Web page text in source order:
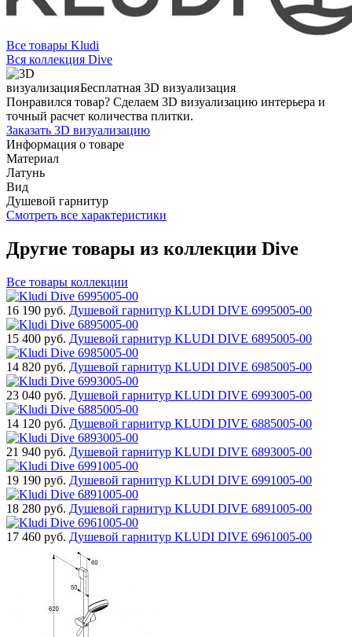
Все товары Kludi
Вся коллекция Dive
Бесплатная 3D визуализация
Понравился товар? Сделаем 3D визуализацию интерьера и
точный расчет количества плитки.
Заказать 3D визуализацию
Информация о товаре
Материал
Латунь
Вид
Душевой гарнитур
Смотреть все характеристики
Другие товары из коллекции Dive
Все товары коллекции
16 190 руб. Душевой гарнитур KLUDI DIVE 6995005-00
15 400 руб. Душевой гарнитур KLUDI DIVE 6895005-00
14 820 руб. Душевой гарнитур KLUDI DIVE 6985005-00
23 040 руб. Душевой гарнитур KLUDI DIVE 6993005-00
14 120 руб. Душевой гарнитур KLUDI DIVE 6885005-00
21 940 руб. Душевой гарнитур KLUDI DIVE 6893005-00
19 190 руб. Душевой гарнитур KLUDI DIVE 6991005-00
18 280 руб. Душевой гарнитур KLUDI DIVE 6891005-00
17 460 руб. Душевой гарнитур KLUDI DIVE 6961005-00